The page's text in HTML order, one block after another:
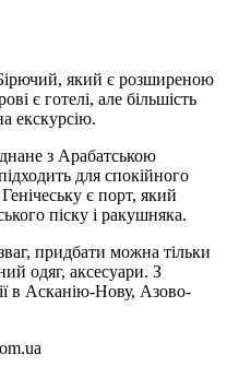
який є розширеною
є готелі, але більшість
екскурсію.
з Арабатською
для спокійного
є порт, який
піску і ракушняка.
придбати можна тільки
одяг, аксесуари. З
в Асканію-Нову, Азово-